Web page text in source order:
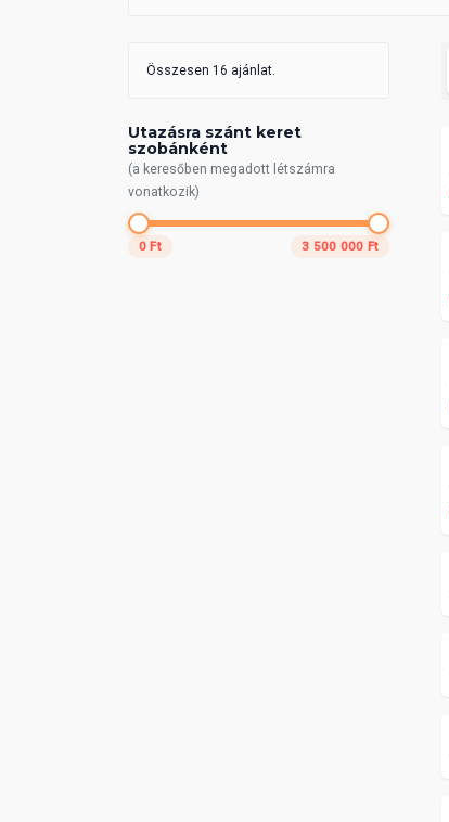
Összesen 16 ajánlat.
Utazásra szánt keret
szobánként
(a keresőben megadott létszámra
vonatkozik)
0 Ft 3 500 000 Ft